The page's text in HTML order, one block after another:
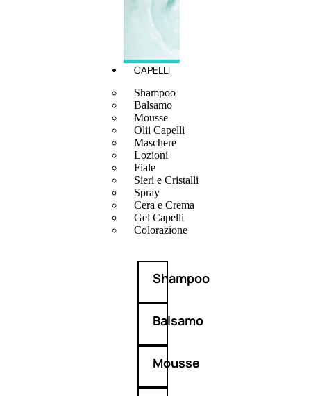
CAPELLI
Shampoo
Balsamo
Mousse
Olii Capelli
Maschere
Lozioni
Fiale
Sieri e Cristalli
Spray
Cera e Crema
Gel Capelli
Colorazione
Shampoo
Balsamo
Mousse